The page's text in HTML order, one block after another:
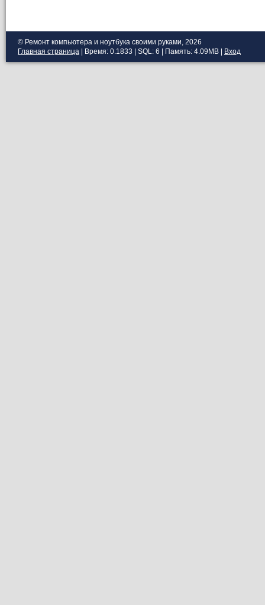
© Ремонт компьютера и ноутбука своими руками, 2026
Главная страница | Время: 0.1833 | SQL: 6 | Память: 4.09MB Вход